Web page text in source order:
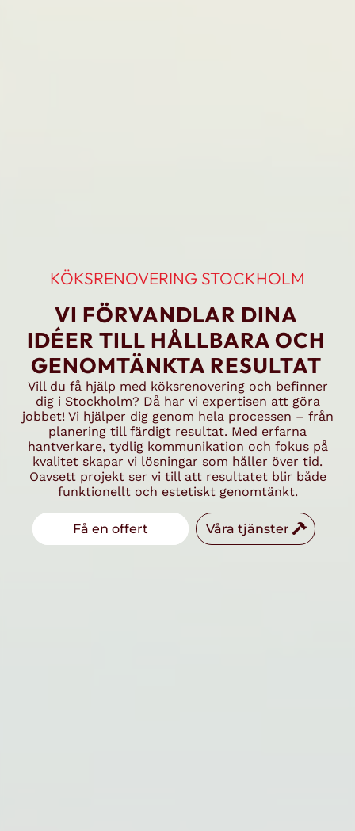
KÖKSRENOVERING STOCKHOLM
VI FÖRVANDLAR DINA
IDÉER TILL HÅLLBARA OCH
GENOMTÄNKTA RESULTAT
Vill du få hjälp med köksrenovering och befinner
dig i Stockholm? Då har vi expertisen att göra
jobbet! Vi hjälper dig genom hela processen – från
planering till färdigt resultat. Med erfarna
hantverkare, tydlig kommunikation och fokus på
kvalitet skapar vi lösningar som håller över tid.
Oavsett projekt ser vi till att resultatet blir både
funktionellt och estetiskt genomtänkt.
Få en offert Våra tjänster